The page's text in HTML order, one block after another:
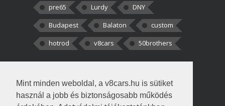
Mint minden weboldal, a v8cars.hu is sütiket
használ a jobb és biztonságosabb működés
pre65
Lurdy
DNY
Budapest
Balaton
custom
hotrod
v8cars 50brothers
kortisz:Elszúrtam! Én csak két
darabbaal számoltam. Nem tudtam, hogy fél autót,